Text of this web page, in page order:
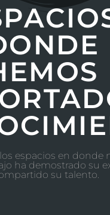
espacios en donde
ha demostrado su
su talento.